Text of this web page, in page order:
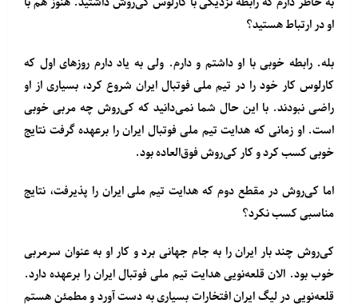
او در ارتباط هستید؟
بله. رابطه خوبی با او داشتم و دارم. ولی به یاد دارم روزهای اول که
کارلوس کار خود را در تیم ملی فوتبال ایران شروع کرد، بسیاری از او
راضی نبودند. با این حال شما نمی‌دانید که کی‌روش چه مربی خوبی
است. او زمانی که هدایت تیم ملی فوتبال ایران را برعهده گرفت نتایج
خوبی کسب کرد و کار کی‌روش فوق‌العاده بود.
اما کی‌روش در مقطع دوم که هدایت تیم ملی ایران را پذیرفت، نتایج
مناسبی کسب نکرد؟
کی‌روش چند بار ایران را به جام جهانی برد و کار او به عنوان سرمربی
خوب بود. الان قلعه‌نویی هدایت تیم ملی فوتبال ایران را برعهده دارد.
قلعه‌نویی در لیگ ایران افتخارات بسیاری به دست آورد و مطمئن هستم